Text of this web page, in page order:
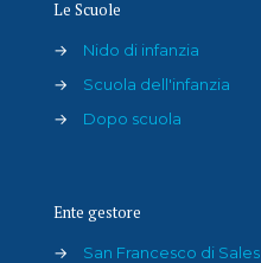
Le Scuole
→
Nido di infanzia
→
Scuola dell'infanzia
→
Dopo scuola
Ente gestore
→
San Francesco di Sales